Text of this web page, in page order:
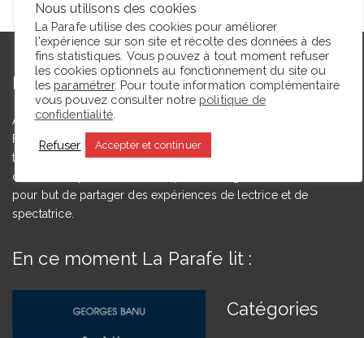
L’autrice
Agrégée de lettres modernes et docteure en études théâtrales,
Floriane Toussaint est maîtresse de conférences en études
théâtrales à l’Université de Caen Normandie et membre du
comité du Syndicat de la critique. Ce blog, créé en 2009, a
pour but de partager des expériences de lectrice et de
spectatrice.
En ce moment La Parafe lit :
Catégories
Nous utilisons des cookies
La Parafe utilise des cookies pour améliorer
l'expérience sur son site et récolte des données à des
fins statistiques. Vous pouvez à tout moment refuser
les cookies optionnels au fonctionnement du site ou
les paramétrer. Pour toute information complémentaire
vous pouvez consulter notre politique de
confidentialité.
Refuser Accepter et continuer